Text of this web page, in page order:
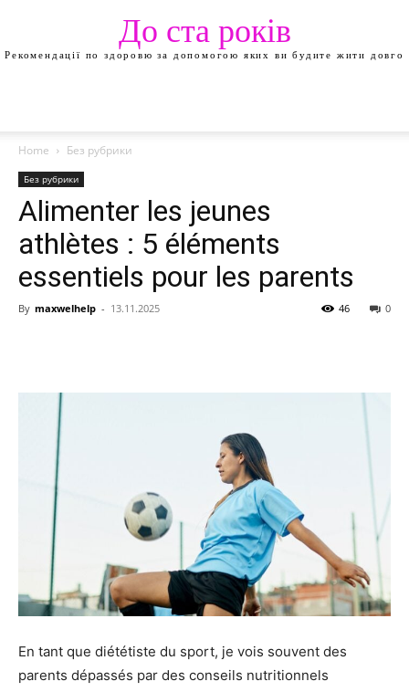
До ста років
Рекомендації по здоровю за допомогою яких ви будите жити довго
Home Без рубрики
Без рубрики
Alimenter les jeunes
athlètes : 5 éléments
essentiels pour les parents
By maxwelhelp - 13.11.2025 0
46
En tant que diététiste du sport, je vois souvent des
parents dépassés par des conseils nutritionnels